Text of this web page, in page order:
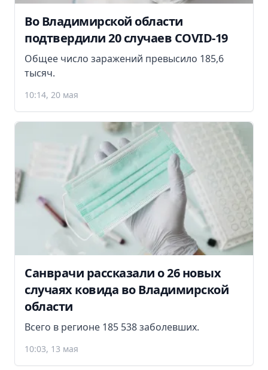
Во Владимирской области
подтвердили 20 случаев COVID-19
Общее число заражений превысило 185,6
тысяч.
10:14, 20 мая
Санврачи рассказали о 26 новых
случаях ковида во Владимирской
области
Всего в регионе 185 538 заболевших.
10:03, 13 мая